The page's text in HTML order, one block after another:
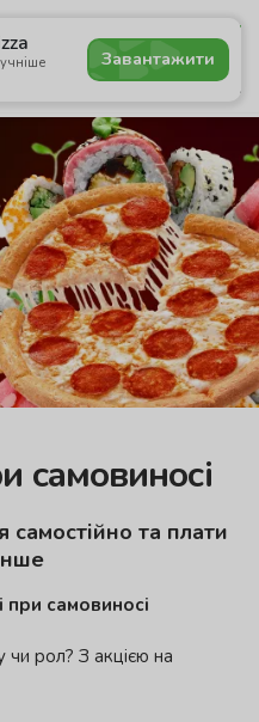
Завантажити
Бургери Комбо
самовиносі
та плати
при самовиносі
чи рол? З акцією на